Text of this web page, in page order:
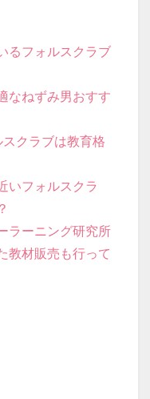
るフォルスクラブ
なねずみ男おすす
クラブは教育格
いフォルスクラ
ラーニング研究所
教材販売も行って